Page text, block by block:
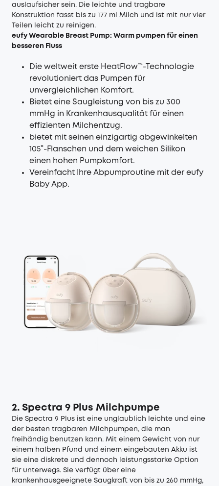
auslaufsicher sein. Die leichte und tragbare
Konstruktion fasst bis zu 177 ml Milch und ist mit nur vier
Teilen leicht zu reinigen.
eufy Wearable Breast Pump: Warm pumpen für einen
besseren Fluss
Die weltweit erste HeatFlow™-Technologie
revolutioniert das Pumpen für
unvergleichlichen Komfort.
Bietet eine Saugleistung von bis zu 300
mmHg in Krankenhausqualität für einen
effizienten Milchentzug.
bietet mit seinen einzigartig abgewinkelten
105°-Flanschen und dem weichen Silikon
einen hohen Pumpkomfort.
Vereinfacht Ihre Abpumproutine mit der eufy
Baby App.
2. Spectra 9 Plus Milchpumpe
Die Spectra 9 Plus ist eine unglaublich leichte und eine
der besten tragbaren Milchpumpen, die man
freihändig benutzen kann. Mit einem Gewicht von nur
einem halben Pfund und einem eingebauten Akku ist
sie eine diskrete und dennoch leistungsstarke Option
für unterwegs. Sie verfügt über eine
krankenhausgeeignete Saugkraft von bis zu 260 mmHg,